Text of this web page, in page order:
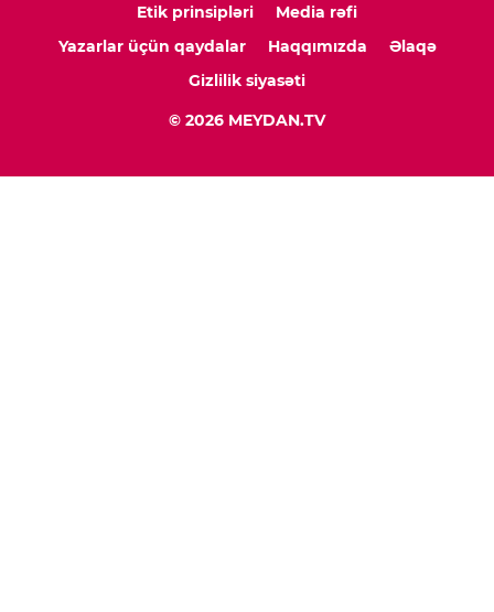
Etik prinsipləri
Media rəfi
Yazarlar üçün qaydalar
Haqqımızda
Əlaqə
Gizlilik siyasəti
© 2026 MEYDAN.TV